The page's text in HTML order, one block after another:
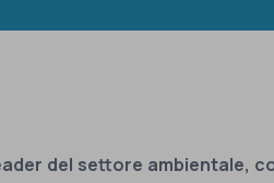
del settore ambientale,